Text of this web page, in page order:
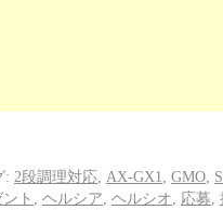
: 2段調理対応 AX-GX1 GMO
ト ヘルシア ヘルシオ 応募